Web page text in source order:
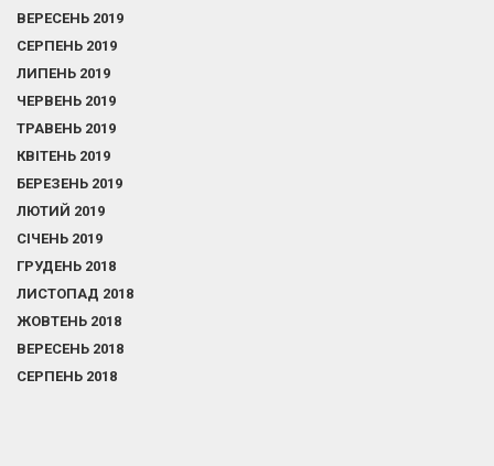
ВЕРЕСЕНЬ 2019
СЕРПЕНЬ 2019
ЛИПЕНЬ 2019
ЧЕРВЕНЬ 2019
ТРАВЕНЬ 2019
КВІТЕНЬ 2019
БЕРЕЗЕНЬ 2019
ЛЮТИЙ 2019
СІЧЕНЬ 2019
ГРУДЕНЬ 2018
ЛИСТОПАД 2018
ЖОВТЕНЬ 2018
ВЕРЕСЕНЬ 2018
СЕРПЕНЬ 2018